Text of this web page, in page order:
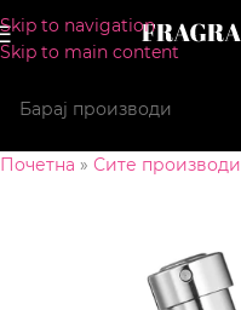
Skip to navigation
Skip to main content
Почетна » Сите производи